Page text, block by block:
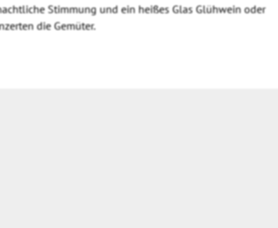
Stimmung und ein heißes Glas Glühwein oder
die Gemüter.